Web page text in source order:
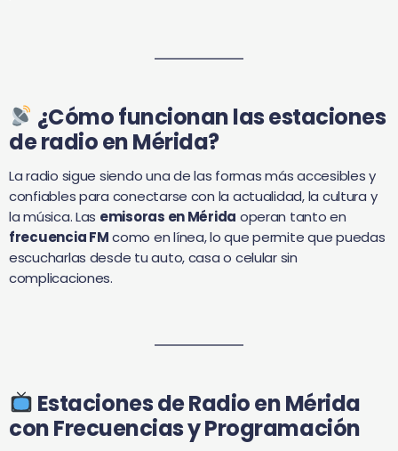
¿Cómo funcionan las estaciones
de radio en Mérida?
La radio sigue siendo una de las formas más accesibles y
confiables para conectarse con la actualidad, la cultura y
la música. Las emisoras en Mérida operan tanto en
frecuencia FMcomo en línea, lo que permite que puedas
escucharlas desde tu auto, casa o celular sin
complicaciones.
Estaciones de Radio en Mérida
con Frecuencias y Programación